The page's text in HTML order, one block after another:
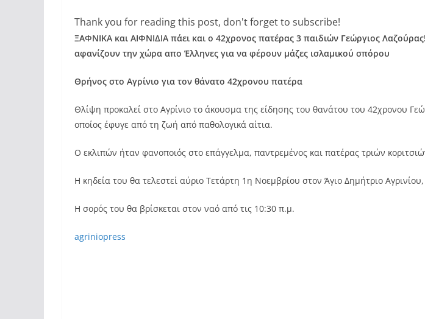
Thank you for reading this post, don't forget to subscribe!
ΞΑΦΝΙΚΑ και ΑΙΦΝΙΔΙΑ πάει και ο 42χρονος πατέρας 3 παιδιών Γεώργιος
αφανίζουν την χώρα απο Έλληνες για να φέρουν μάζες ισλαμικού σπόρου
Θρήνος στο Αγρίνιο για τον θάνατο 42χρονου πατέρα
Θλίψη προκαλεί στο Αγρίνιο το άκουσμα της είδησης του θανάτου του 42χρονου
οποίος έφυγε από τη ζωή από παθολογικά αίτια.
Ο εκλιπών ήταν φανοποιός στο επάγγελμα, παντρεμένος και πατέρας τριών
Η κηδεία του θα τελεστεί αύριο Τετάρτη 1η Νοεμβρίου στον Άγιο Δημήτριο
Η σορός του θα βρίσκεται στον ναό από τις 10:30 π.μ.
agriniopress